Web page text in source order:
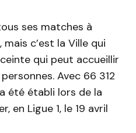
ses matches à
c’est la Ville qui
qui peut accueillir
Avec 66 312
été établi lors de la
en Ligue 1, le 19 avril